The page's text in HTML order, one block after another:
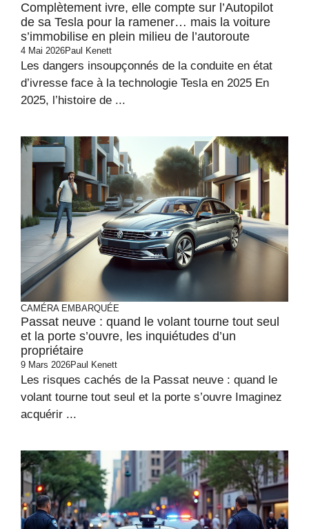
Complètement ivre, elle compte sur l’Autopilot
de sa Tesla pour la ramener… mais la voiture
s’immobilise en plein milieu de l’autoroute
4 Mai 2026Paul Kenett
Les dangers insoupçonnés de la conduite en état
d’ivresse face à la technologie Tesla en 2025 En
2025, l’histoire de ...
CAMÉRA EMBARQUÉE
Passat neuve : quand le volant tourne tout seul
et la porte s’ouvre, les inquiétudes d’un
propriétaire
9 Mars 2026Paul Kenett
Les risques cachés de la Passat neuve : quand le
volant tourne tout seul et la porte s’ouvre Imaginez
acquérir ...